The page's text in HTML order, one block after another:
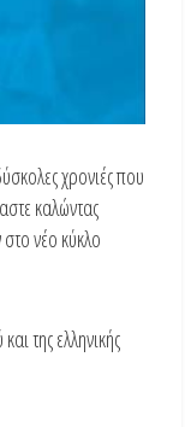
χρονιές που
καλώντας
νέο κύκλο
της ελληνικής